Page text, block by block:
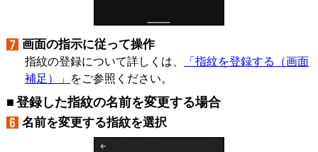
画面の指示に従って操作
指紋の登録について詳しくは、
「指紋を登録する（画面
補足）」 をご参照ください。
登録した指紋の名前を変更する場合
名前を変更する指紋を選択